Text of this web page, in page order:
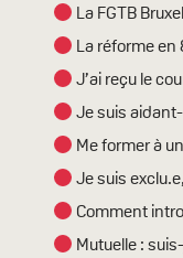
La FGTB
La réforme
J’ai reçu le
Je suis
Me former à
Je suis
Comment
Mutuelle :